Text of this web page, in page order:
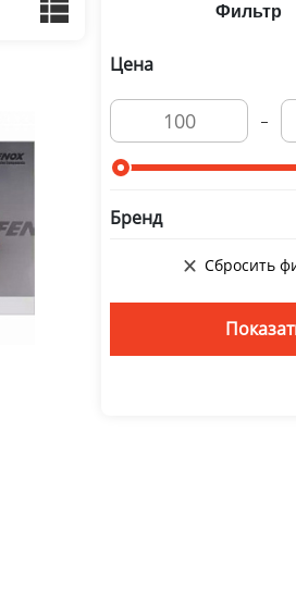
Фильтр
Цена
Бренд